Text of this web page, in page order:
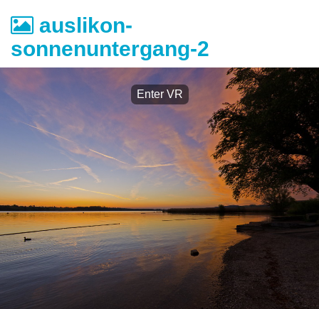
auslikon-
sonnenuntergang-2